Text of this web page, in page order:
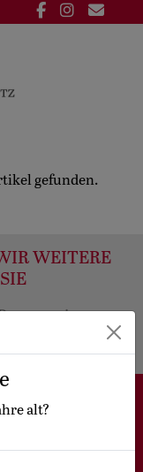
alt?
gefunden.
WEITERE
Forstverwaltung